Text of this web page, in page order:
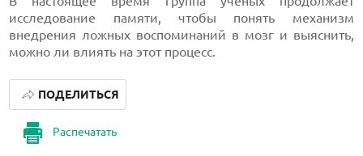
исследование памяти, чтобы понять механизм
внедрения ложных воспоминаний в мозг и выяснить,
можно ли влиять на этот процесс.
Распечатать
ПОДЕЛИТЬСЯ